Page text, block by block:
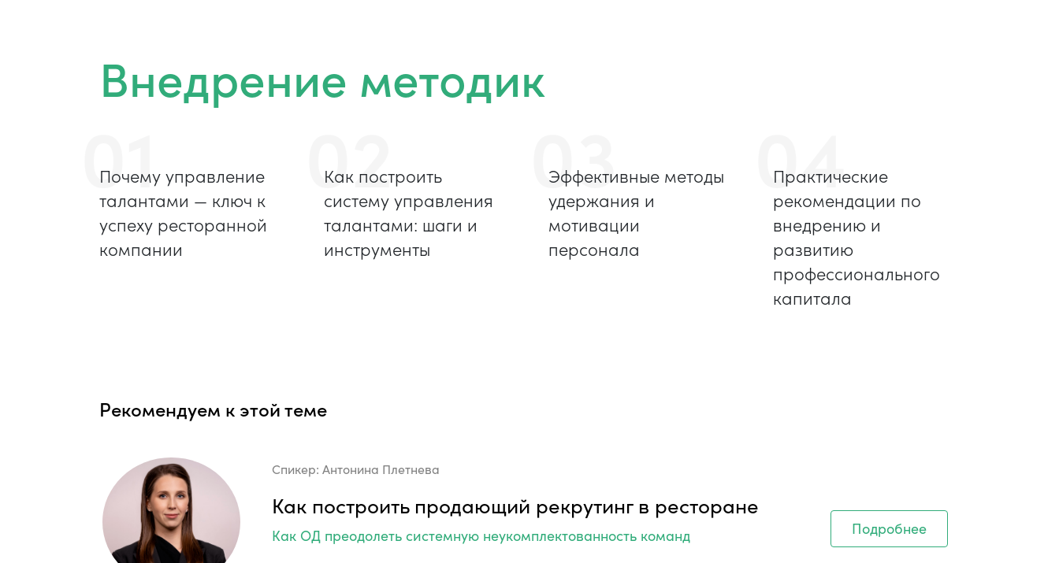
Внедрение методик
01
Почему управление
талантами — ключ к
успеху ресторанной
компании
02
Как построить
систему управления
талантами: шаги и
инструменты
03
Эффективные методы
удержания и
мотивации
персонала
04
Практические
рекомендации по
внедрению и
развитию
профессионального
капитала
Рекомендуем к этой теме
Спикер: Антонина Плетнева
Как построить продающий рекрутинг в ресторане
Как ОД преодолеть системную неукомплектованность команд
Подробнее